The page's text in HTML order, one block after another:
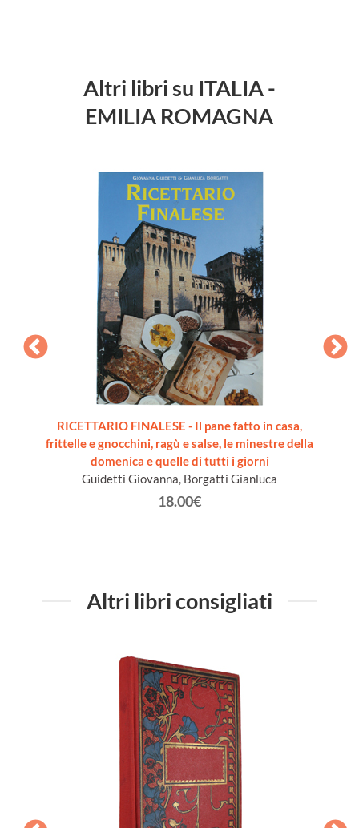
Altri libri su ITALIA -
EMILIA ROMAGNA
RICETTARIO FINALESE - Il pane fatto in casa,
frittelle e gnocchini, ragù e salse, le minestre della
domenica e quelle di tutti i giorni
Guidetti Giovanna, Borgatti Gianluca
18.00€
Altri libri consigliati